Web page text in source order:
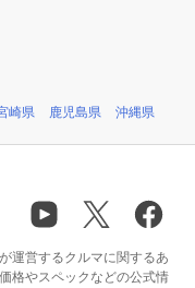
崎県 鹿児島県 沖縄県
運営するクルマに関するあ
格やスペックなどの公式情